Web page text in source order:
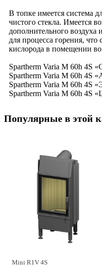
В топке имеется система
чистого стекла. Имеется
дополнительного
для процесса горения,
кислорода в помещении
Spartherm Varia M 60h 4S
Spartherm Varia M 60h 4S
Spartherm Varia M 60h 4S
Spartherm Varia M 60h 4S
Популярные в этой
Mini R1V 4S